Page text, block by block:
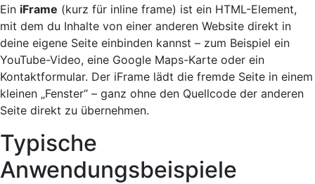
Ein iFrame (kurz für inline frame) ist ein HTML-Element,
mit dem du Inhalte von einer anderen Website direkt in
deine eigene Seite einbinden kannst – zum Beispiel ein
YouTube-Video, eine Google Maps-Karte oder ein
Kontaktformular. Der iFrame lädt die fremde Seite in einem
kleinen „Fenster“ – ganz ohne den Quellcode der anderen
Seite direkt zu übernehmen.
Typische
Anwendungsbeispiele